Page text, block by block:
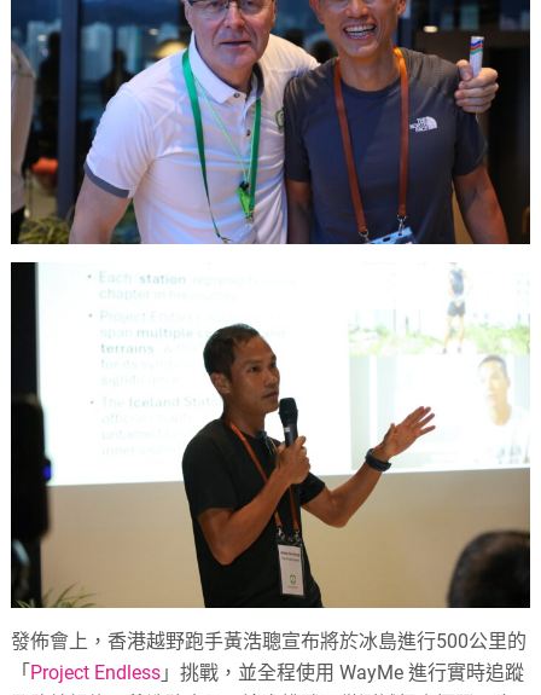
發佈會上，香港越野跑手黃浩聰宣布將於冰島進行500公里的
「 Project Endless 」挑戰，並全程使用 WayMe 進行實時追蹤